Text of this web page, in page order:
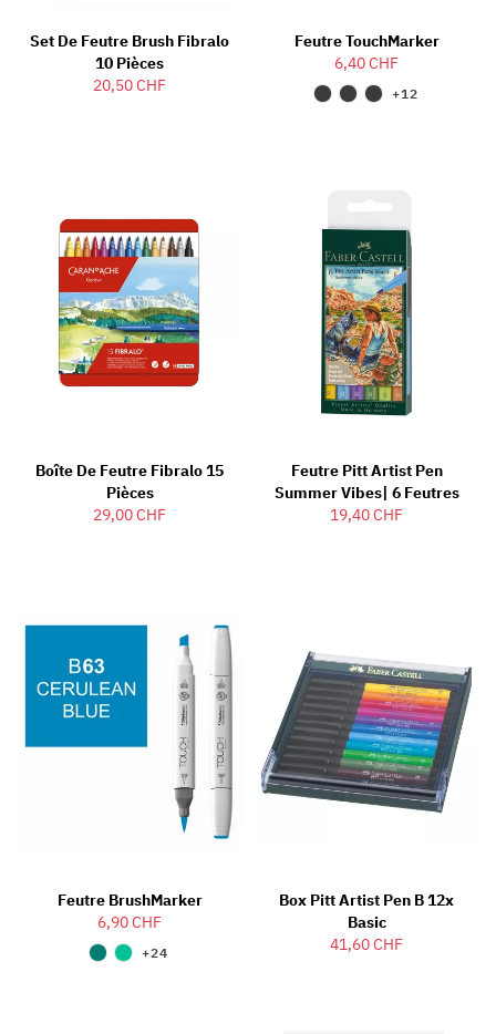
Set De Feutre Brush Fibralo
10 Pièces
20,50 CHF
Feutre TouchMarker
6,40 CHF
+12
Boîte De Feutre Fibralo 15
Pièces
29,00 CHF
Feutre Pitt Artist Pen
Summer Vibes| 6 Feutres
19,40 CHF
Feutre BrushMarker
6,90 CHF
+24
Box Pitt Artist Pen B 12x
Basic
41,60 CHF